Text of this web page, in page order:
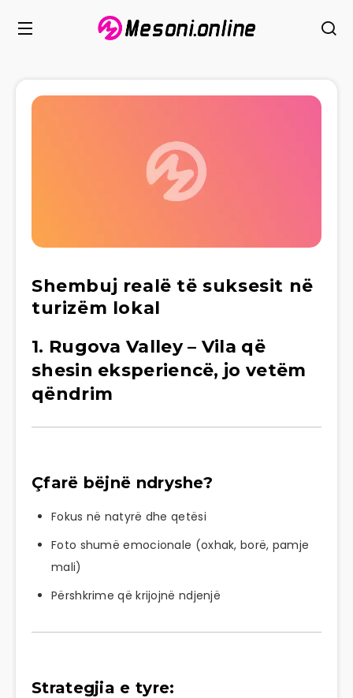
Shembuj realë të suksesit në
turizëm lokal
1. Rugova Valley– Vila që
shesin eksperiencë, jo vetëm
qëndrim
Çfarë bëjnë ndryshe?
Fokus në natyrë dhe qetësi
Foto shumë emocionale (oxhak, borë, pamje
mali)
Përshkrime që krijojnë ndjenjë
Strategjia e tyre: